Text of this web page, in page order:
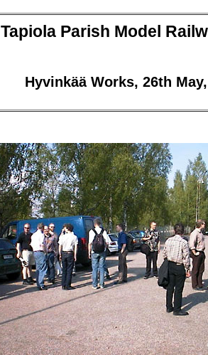
Tapiola Parish Model
Hyvinkää Works, 26th